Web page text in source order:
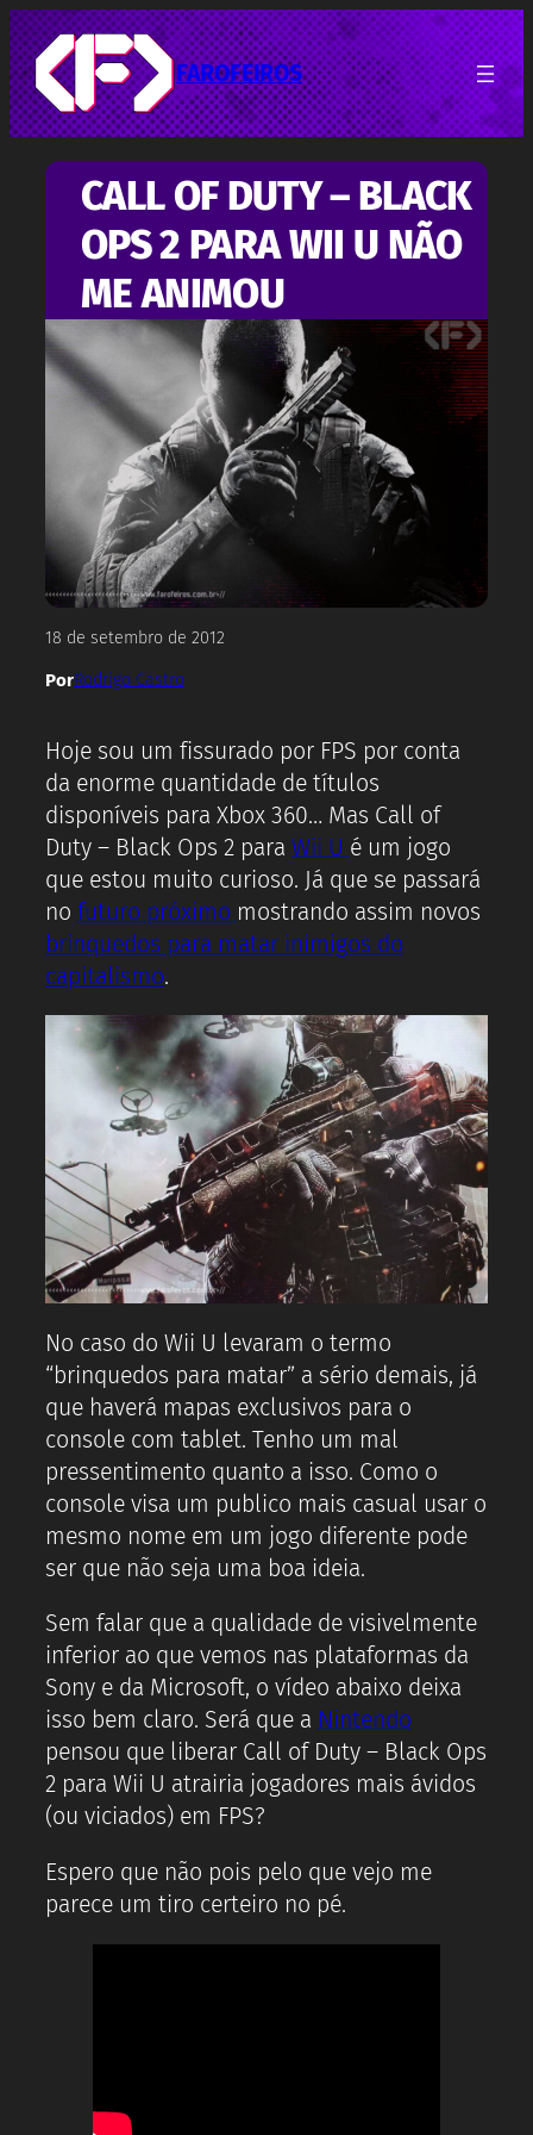
Pular
para
o
conteúdo
FAROFEIROS
CALL OF DUTY – BLACK
OPS 2 PARA WII U NÃO
ME ANIMOU
18 de setembro de 2012
PorRodrigo Castro
Hoje sou um fissurado por FPS por conta
da enorme quantidade de títulos
disponíveis para Xbox 360… Mas Call of
Duty – Black Ops 2 para Wii U é um jogo
que estou muito curioso. Já que se passará
no futuro próximo mostrando assim novos
brinquedos para matar inimigos do
capitalismo.
No caso do Wii U levaram o termo
“brinquedos para matar” a sério demais, já
que haverá mapas exclusivos para o
console com tablet. Tenho um mal
pressentimento quanto a isso. Como o
console visa um publico mais casual usar o
mesmo nome em um jogo diferente pode
ser que não seja uma boa ideia.
Sem falar que a qualidade de visivelmente
inferior ao que vemos nas plataformas da
Sony e da Microsoft, o vídeo abaixo deixa
isso bem claro. Será que a Nintendo
pensou que liberar Call of Duty – Black Ops
2 para Wii U atrairia jogadores mais ávidos
(ou viciados) em FPS?
Espero que não pois pelo que vejo me
parece um tiro certeiro no pé.